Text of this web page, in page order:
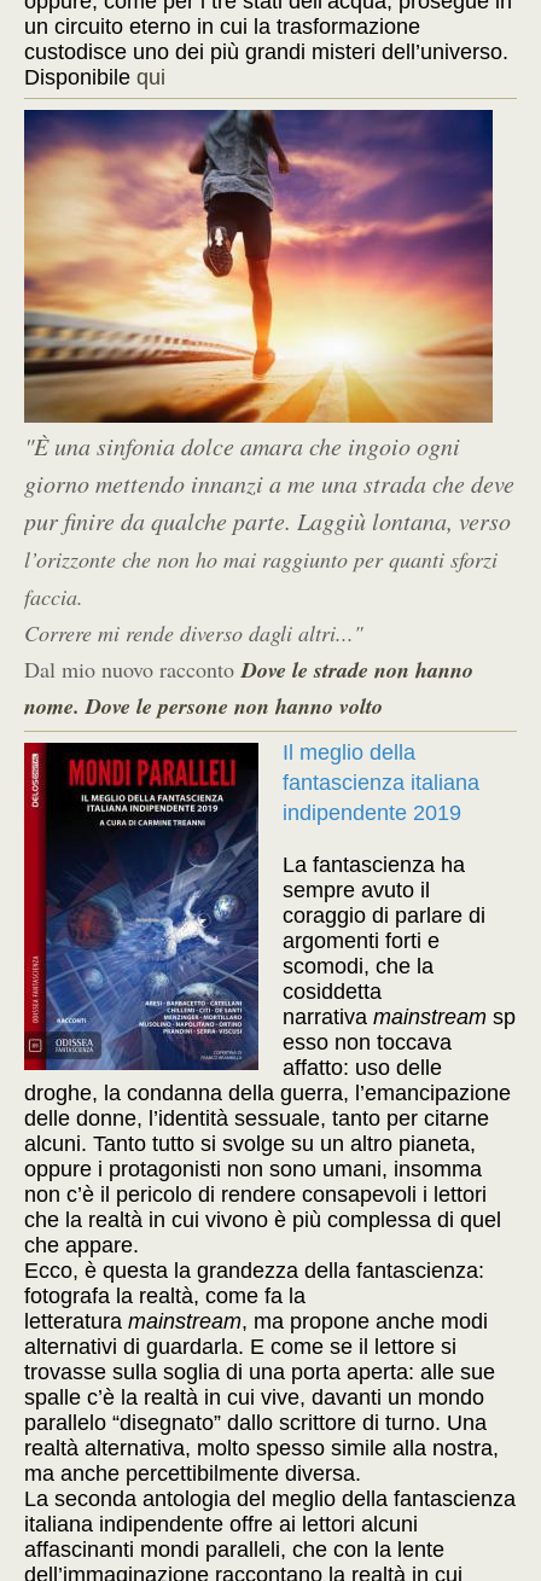
un circuito eterno in cui la trasformazione
custodisce uno dei più grandi misteri dell’universo.
Disponibile qui
"È una sinfonia dolce amara che ingoio ogni
giorno mettendo innanzi a me una strada che deve
pur finire da qualche parte. Laggiù lontana, verso
l’orizzonte che non ho mai raggiunto per quanti sforzi
faccia.
Correre mi rende diverso dagli altri..."
Dal mio nuovo raccontoDove le strade non hanno
nome. Dove le persone non hanno volto
Il meglio della
fantascienza italiana
indipendente 2019
La fantascienza ha
sempre avuto il
coraggio di parlare di
argomenti forti e
scomodi, che la
cosiddetta
narrativa mainstream sp
esso non toccava
affatto: uso delle
droghe, la condanna della guerra, l’emancipazione
delle donne, l’identità sessuale, tanto per citarne
alcuni. Tanto tutto si svolge su un altro pianeta,
oppure i protagonisti non sono umani, insomma
non c’è il pericolo di rendere consapevoli i lettori
che la realtà in cui vivono è più complessa di quel
che appare.
Ecco, è questa la grandezza della fantascienza:
fotografa la realtà, come fa la
letteratura mainstream, ma propone anche modi
alternativi di guardarla. E come se il lettore si
trovasse sulla soglia di una porta aperta: alle sue
spalle c’è la realtà in cui vive, davanti un mondo
parallelo “disegnato” dallo scrittore di turno. Una
realtà alternativa, molto spesso simile alla nostra,
ma anche percettibilmente diversa.
La seconda antologia del meglio della fantascienza
italiana indipendente offre ai lettori alcuni
affascinanti mondi paralleli, che con la lente
dell’immaginazione raccontano la realtà in cui